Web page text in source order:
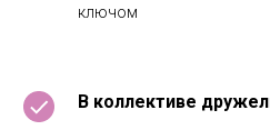
ключом
В коллективе